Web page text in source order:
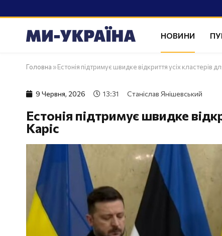
НОВИНИ
Головна »Естонія підтримує швидке відкриття усіх кластерів
9 Червня, 2026 13:31 Станіслав Янішевський
Естонія підтримує швидке
Каріс